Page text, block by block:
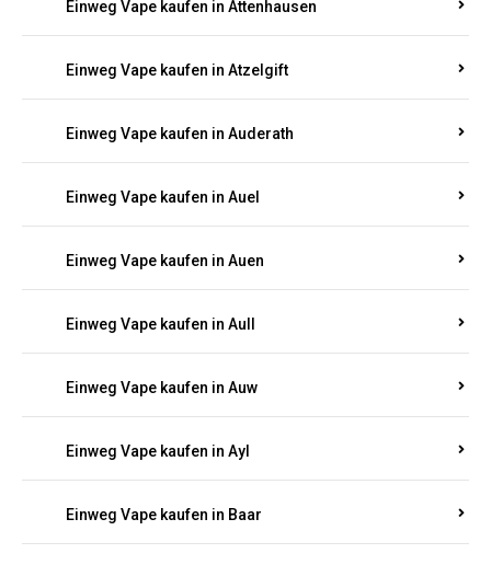
Einweg Vape kaufen in Attenhausen
Einweg Vape kaufen in Atzelgift
Einweg Vape kaufen in Auderath
Einweg Vape kaufen in Auel
Einweg Vape kaufen in Auen
Einweg Vape kaufen in Aull
Einweg Vape kaufen in Auw
Einweg Vape kaufen in Ayl
Einweg Vape kaufen in Baar